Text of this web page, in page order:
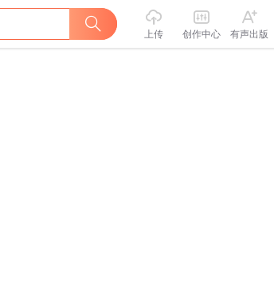
上传 创作中心 有声出版